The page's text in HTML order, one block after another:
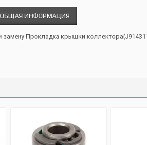
ОБЩАЯ ИНФОРМАЦИЯ
Прокладка крышки